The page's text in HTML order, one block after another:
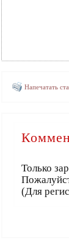
Напечатать
Только
(Для